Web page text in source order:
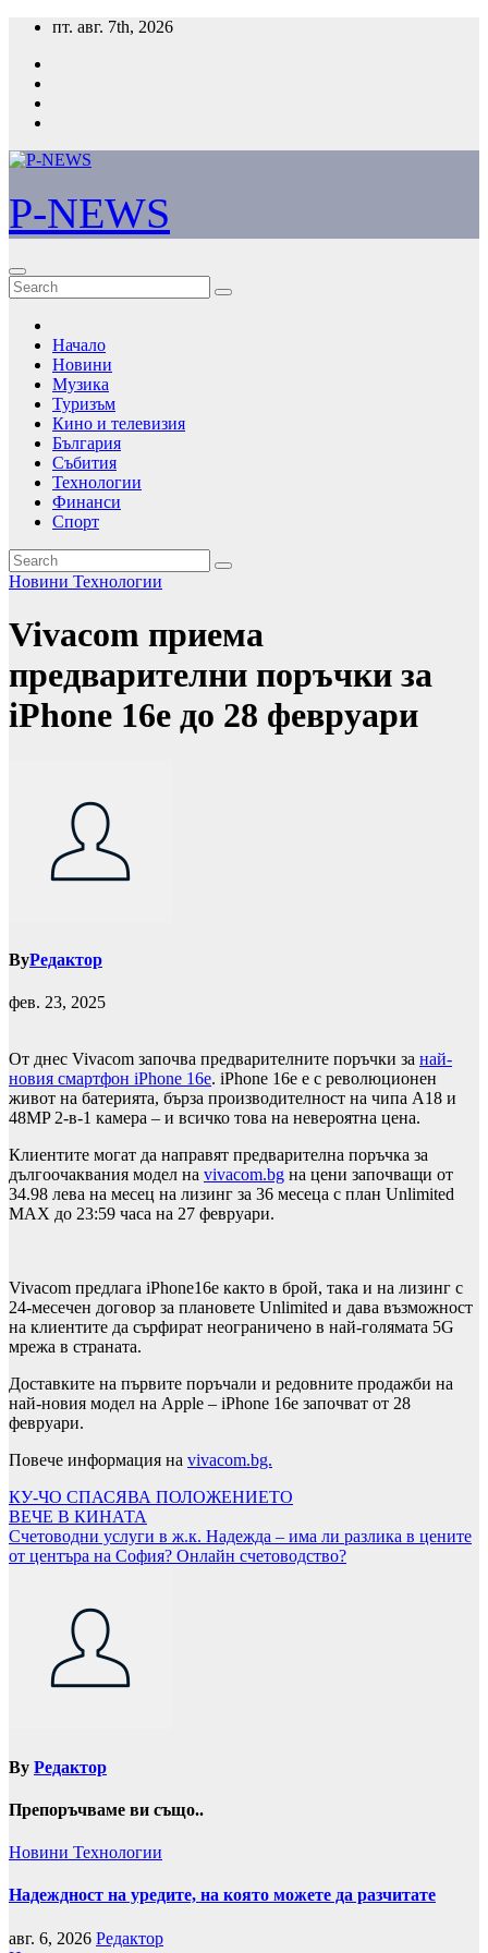
Skip
content
пт. авг. 7th, 2026
P-NEWS
Начало
Новини
Музика
Туризъм
Кино и телевизия
България
Събития
Технологии
Финанси
Спорт
Новини Технологии
Vivacom приема
предварителни поръчки за
iPhone 16e до 28 февруари
ByРедактор
фев. 23, 2025
От днес Vivacom започва предварителните поръчки за най-
новия смартфон iPhone 16e. iPhone 16e е с революционен
живот на батерията, бърза производителност на чипа A18 и
48MP 2-в-1 камера – и всичко това на невероятна цена.
Клиентите могат да направят предварителна поръчка за
дългоочаквания модел на vivacom.bg на цени започващи от
34.98 лева на месец на лизинг за 36 месеца с план Unlimited
MAX до 23:59 часа на 27 февруари.
Vivacom предлага iPhone16е както в брой, така и на лизинг с
24-месечен договор за плановете Unlimited и дава възможност
на клиентите да сърфират неограничено в най-голямата 5G
мрежа в страната.
Доставките на първите поръчали и редовните продажби на
най-новия модел на Apple – iPhone 16e започват от 28
февруари.
Повече информация на vivacom.bg.
Навигация
КУ-ЧО СПАСЯВА ПОЛОЖЕНИЕТО
ВЕЧЕ В КИНАТА
Счетоводни услуги в ж.к. Надежда – има ли разлика в цените
от центъра на София? Онлайн счетоводство?
By Редактор
Препоръчваме ви също..
Новини Технологии
Надеждност на уредите, на която можете да разчитате
авг. 6, 2026 Редактор